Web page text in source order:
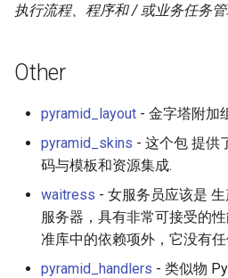
执行流程、程序和 / 或业务任务
Other
pyramid_layout - 金字塔附加
pyramid_skins - 这个包 提供
码与模板和资源集成.
waitress - 女服务员应该是
服务器，具有非常可接受的
准库中的依赖项外，它没有
pyramid_handlers - 类似物